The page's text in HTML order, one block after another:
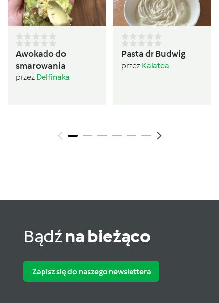
Awokado do
smarowania
przez Delfinaka
Pasta dr Budwig
przez Kalatea
Bądźna bieżąco
Zapisz się do naszego newslettera